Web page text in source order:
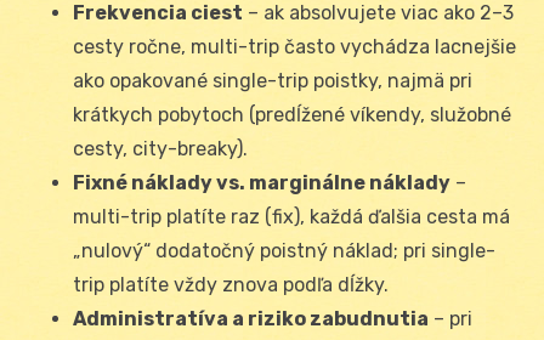
Frekvencia ciest – ak absolvujete viac ako 2–3
cesty ročne, multi-trip často vychádza lacnejšie
ako opakované single-trip poistky, najmä pri
krátkych pobytoch (predĺžené víkendy, služobné
cesty, city-breaky).
Fixné náklady vs. marginálne náklady –
multi-trip platíte raz (fix), každá ďalšia cesta má
„nulový“ dodatočný poistný náklad; pri single-
trip platíte vždy znova podľa dĺžky.
Administratíva a riziko zabudnutia – pri